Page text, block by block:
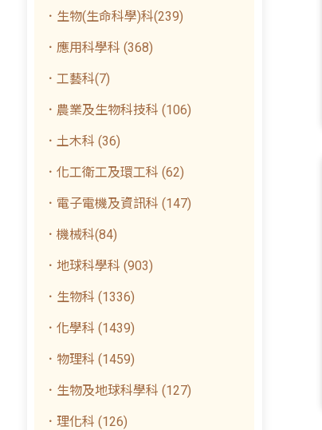
．生物(生命科學)科(239)
．應用科學科 (368)
．工藝科(7)
．農業及生物科技科 (106)
．土木科 (36)
．化工衛工及環工科 (62)
．電子電機及資訊科 (147)
．機械科(84)
．地球科學科 (903)
．生物科 (1336)
．化學科 (1439)
．物理科 (1459)
．生物及地球科學科 (127)
．理化科 (126)